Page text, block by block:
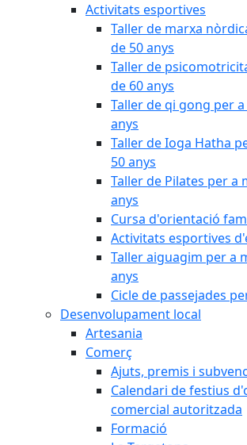
Activitats esportives
Taller de marxa
de 50 anys
Taller de
de 60 anys
Taller de qi gong per
anys
Taller de Ioga Hatha
50 anys
Taller de Pilates per a
anys
Cursa d'orientació
Activitats esportives
Taller aiguagim per a
anys
Cicle de passejades
Desenvolupament local
Artesania
Comerç
Ajuts, premis i
Calendari de festius
comercial autoritzada
Formació